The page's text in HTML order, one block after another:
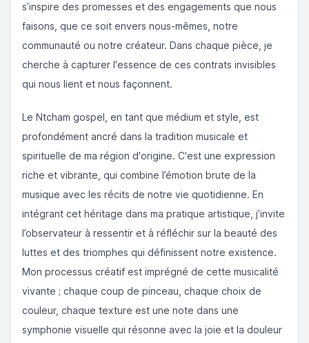
s’inspire des promesses et des engagements que nous
faisons, que ce soit envers nous-mêmes, notre
communauté ou notre créateur. Dans chaque pièce, je
cherche à capturer l'essence de ces contrats invisibles
qui nous lient et nous façonnent.
Le Ntcham gospel, en tant que médium et style, est
profondément ancré dans la tradition musicale et
spirituelle de ma région d'origine. C'est une expression
riche et vibrante, qui combine l’émotion brute de la
musique avec les récits de notre vie quotidienne. En
intégrant cet héritage dans ma pratique artistique, j’invite
l’observateur à ressentir et à réfléchir sur la beauté des
luttes et des triomphes qui définissent notre existence.
Mon processus créatif est imprégné de cette musicalité
vivante ; chaque coup de pinceau, chaque choix de
couleur, chaque texture est une note dans une
symphonie visuelle qui résonne avec la joie et la douleur